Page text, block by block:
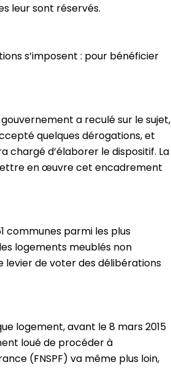
leur sont réservés.
s’imposent : pour bénéficier
a reculé sur le sujet,
quelques dérogations, et
chargé d’élaborer le dispositif. La
en œuvre cet encadrement
communes parmi les plus
logements meublés non
levier de voter des délibérations
logement, avant le 8 mars 2015
loué de procéder à
(FNSPF) va même plus loin,